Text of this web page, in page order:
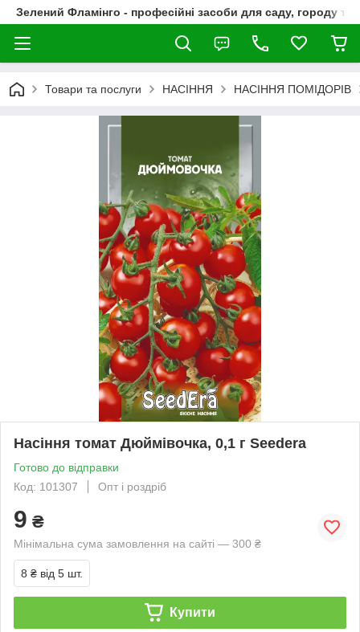
Зелений Фламінго - професійні засоби для саду, городу та
Товари та послуги НАСІННЯ НАСІННЯ ПОМІДОРІВ
Насіння томат Дюймівочка, 0,1 г Seedera
Готово до відправки
Код: 101307
Опт і роздріб
9 ₴
Мінімальна сума замовлення на сайті — 300 ₴
8 ₴ від 5 шт.
Купити